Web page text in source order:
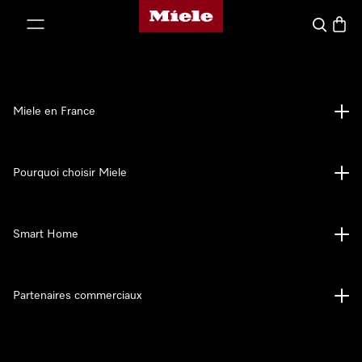
Page d'accueil Miele
Search
Miele en France
Pourquoi choisir Miele
Smart Home
Partenaires commerciaux